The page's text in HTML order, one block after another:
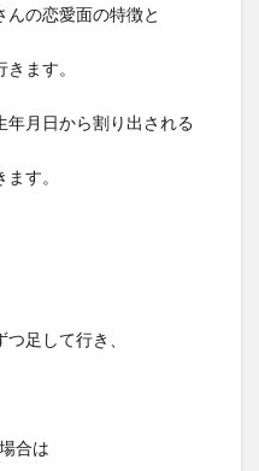
んの恋愛面の特徴と
ます。
年月日から割り出される
す。
足して行き、
合は